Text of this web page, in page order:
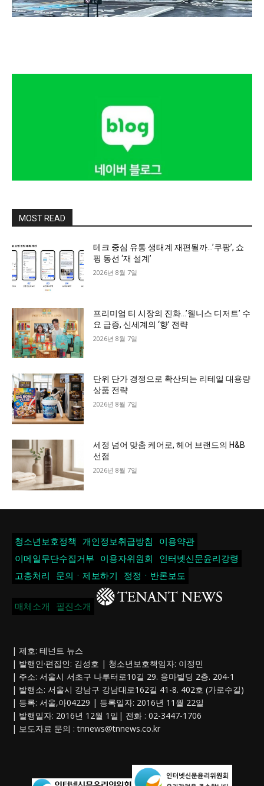
MOST READ
테크 중심 유통 생태계 재편될까…’쿠팡’, 쇼
핑 동선 ‘재 설계’
2026년 8월 7일
프리미엄 티 시장의 진화…’웰니스 디저트’ 수
요 급증, 신세계의 ‘향’ 전략
2026년 8월 7일
단위 단가 경쟁으로 확산되는 리테일 대용량
상품 전략
2026년 8월 7일
세정 넘어 맞춤 케어로, 헤어 브랜드의 H&B
선점
2026년 8월 7일
청소년보호정책 개인정보취급방침
이용약관
이메일무단수집거부
이용자위원회
인터넷신문윤리강령
고충처리
문의ㆍ제보하기 정정ㆍ반론보도
매체소개 필진소개
| 제호: 테넌트 뉴스
| 발행인·편집인: 김성호 | 청소년보호책임자: 이정민
| 주소: 서울시 서초구 나루터로10길 29. 용마빌딩 2층. 204-1
| 발행소: 서울시 강남구 강남대로162길 41-8. 402호 (가로수길)
| 등록: 서울,아04229 | 등록일자: 2016년 11월 22일
| 발행일자: 2016년 12월 1일| 전화 : 02-3447-1706
| 보도자료 문의 :tnnews@tnnews.co.kr